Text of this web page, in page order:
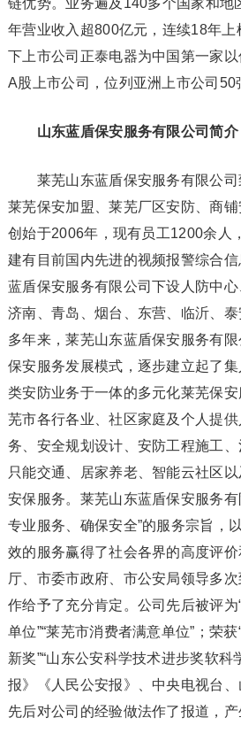
链优势。业务遍及140多个国家和地
年营业收入超800亿元，连续18年
下上市公司正泰电器为中国第一家
A股上市公司，位列亚洲上市公司50
山东蓝盾保安服务有限公司简介
莱芜山东蓝盾保安服务有限公司
莱芜保安加盟、莱芜厂区安防、商
创始于2006年，现有员工1200余人
建有目前国内先进的视频报警综合
蓝盾保安服务有限公司下设人防中
济南、青岛、烟台、东营、临沂、泰
多年来，莱芜山东蓝盾保安服务有
保安服务发展模式，逐步建立起了
类安防业务于一体的多元化莱芜保
芜市各行各业、社区家庭及个人提
务、安全规划设计、安防工程施工、
只能交通、居家养老、智能云社区
安保服务。莱芜山东蓝盾保安服务有
专业服务、确保安全”的服务宗旨，
效的服务赢得了社会各界的高度评
厅、市委市政府、市公安局领导多
作给予了充分肯定。公司先后被评
单位”“莱芜市消费者满意单位”；荣
新奖”“山东公安科学技术进步奖软科
报》《人民公安报》、中央电视台
先后对公司的经验做法作了报道，产